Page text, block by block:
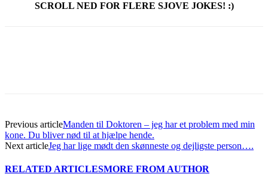
SCROLL NED FOR FLERE SJOVE JOKES! :)
Previous articleManden til Doktoren – jeg har et problem med min
kone. Du bliver nød til at hjælpe hende.
Next articleJeg har lige mødt den skønneste og dejligste person….
RELATED ARTICLESMORE FROM AUTHOR